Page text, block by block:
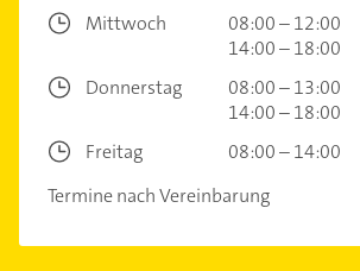
Mittwoch
08:00 – 12:00
14:00 – 18:00
Donnerstag
08:00 – 13:00
14:00 – 18:00
Freitag
08:00 – 14:00
Termine nach Vereinbarung